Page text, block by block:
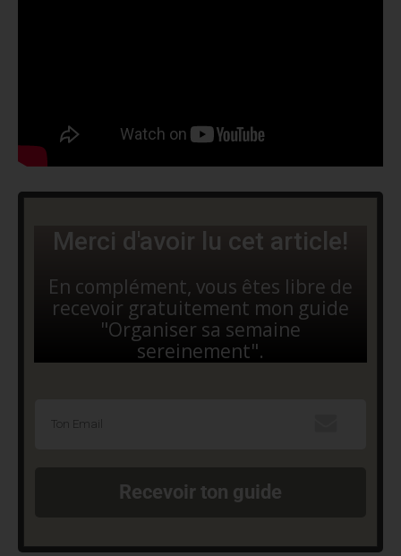
Merci d'avoir lu cet article!
En complément, vous êtes libre de
recevoir gratuitement mon guide
"Organiser sa semaine
sereinement".
Recevoir ton guide